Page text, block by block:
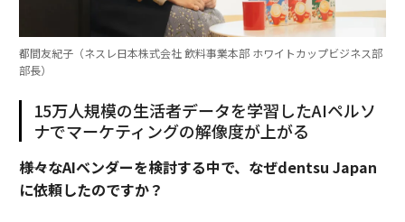
都間友紀子（ネスレ日本株式会社 飲料事業本部 ホワイトカップビジネス部
部長）
15万人規模の生活者データを学習したAIペルソ
ナでマーケティングの解像度が上がる
――様々なAIベンダーを検討する中で、なぜdentsu Japan
に依頼したのですか？